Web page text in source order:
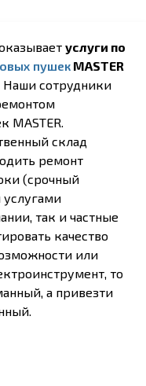
услуги по
пушек MASTER
Наши сотрудники
MASTER.
склад
ремонт
(срочный
так и частные
качество
или
то
а привезти